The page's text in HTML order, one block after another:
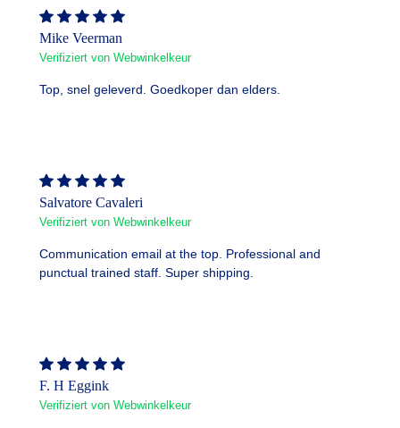
Mike Veerman
Verifiziert von Webwinkelkeur
Top, snel geleverd. Goedkoper dan elders.
Salvatore Cavaleri
Verifiziert von Webwinkelkeur
Communication email at the top. Professional and
punctual trained staff. Super shipping.
F. H Eggink
Verifiziert von Webwinkelkeur